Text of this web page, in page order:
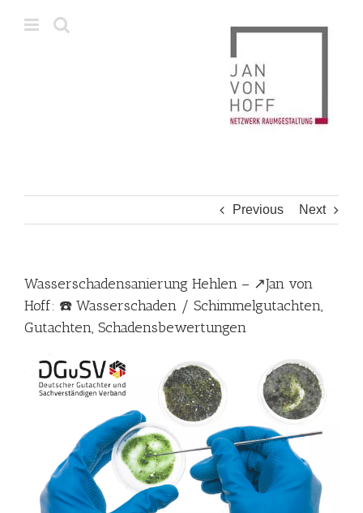
Previous Next
Wasserschadensanierung Hehlen – ↗️Jan von
Hoff: ☎️ Wasserschaden / Schimmelgutachten,
Gutachten, Schadensbewertungen